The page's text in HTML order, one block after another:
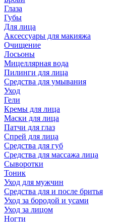
Глаза
Губы
Для лица
Аксессуары для макияжа
Очищение
Лосьоны
Мицеллярная вода
Пилинги для лица
Средства для умывания
Уход
Гели
Кремы для лица
Маски для лица
Патчи для глаз
Спрей для лица
Средства для губ
Средства для массажа лица
Сыворотки
Тоник
Уход для мужчин
Средства для и после бритья
Уход за бородой и усами
Уход за лицом
Ногти